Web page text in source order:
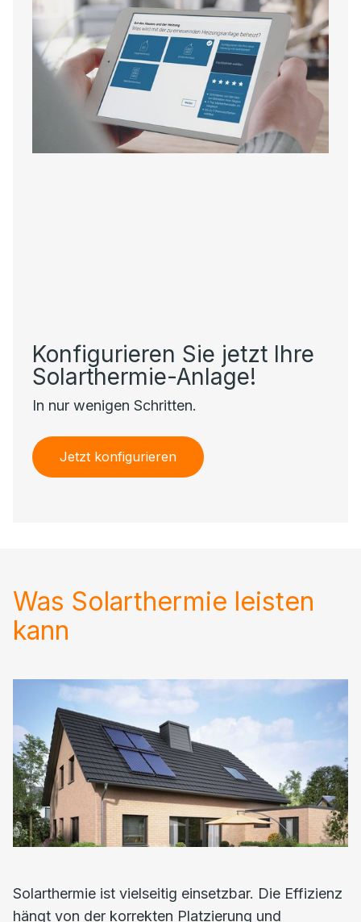
Konfigurieren Sie jetzt Ihre
Solarthermie-Anlage!
In nur wenigen Schritten.
Jetzt konfigurieren
Was Solarthermie leisten
kann
Solarthermie ist vielseitig einsetzbar. Die Effizienz
hängt von der korrekten Platzierung und